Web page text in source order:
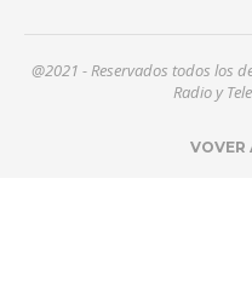
@2021 - Reservados todos los
Radio y
VOVER